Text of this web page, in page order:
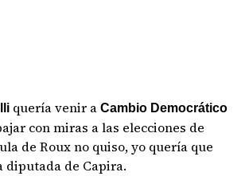
quería venir aCambio Democrático
con miras a las elecciones de
de Roux no quiso, yo quería que
diputada de Capira.